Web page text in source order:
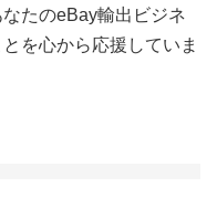
たのeBay輸出ビジネ
を心から応援していま